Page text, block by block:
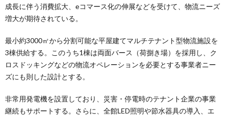
成長に伴う消費拡大、eコマース化の伸展などを受けて、物流ニーズ
増大が期待されている。
最小約3000㎡から分割可能な平屋建てマルチテナント型物流施設を
3棟供給する。このうち1棟は両面バース（荷捌き場）を採用し、ク
ロスドッキングなどの物流オペレーションを必要とする事業者ニー
ズにも則した設計とする。
非常用発電機を設置しており、災害・停電時のテナント企業の事業
継続もサポートする。さらに、全館LED照明や節水器具の導入、エ